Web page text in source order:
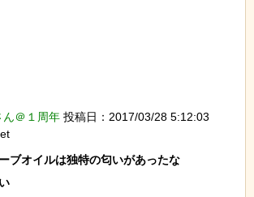
ん＠１周年 投稿日：2017/03/28 5:12:03
ブオイルは独特の匂いがあったな